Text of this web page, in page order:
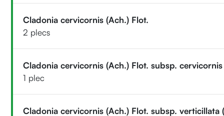
Cladonia cervicornis (Ach.) Flot.
2 plecs
Cladonia cervicornis (Ach.) Flot. subsp. cervicornis
1 plec
Cladonia cervicornis (Ach.) Flot. subsp. verticillata